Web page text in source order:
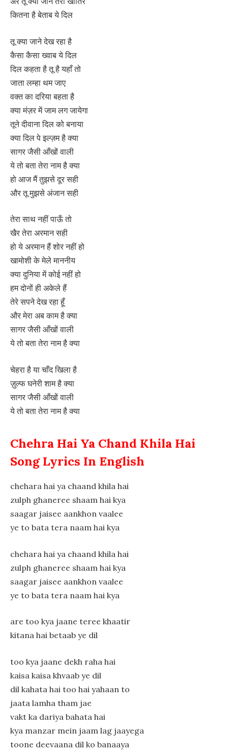
कितना है बेताब ये दिल
तू क्या जाने देख रहा है
कैसा कैसा ख्वाब ये दिल
दिल कहता है तू है यहाँ तो
जाता लम्हा थम जाए
वक्त का दरिया बहता है
क्या मंज़र में जाम लग जायेगा
तूने दीवाना दिल को बनाया
क्या दिल पे इल्ज़म है क्या
सागर जैसी आँखों वाली
ये तो बता तेरा नाम है क्या
हो आज मैं तुझसे दूर सही
और तू मुझसे अंजान सही
तेरा साथ नहीं पाऊँ तो
खैर तेरा अरमान सही
हो ये अरमान हैं शोर नहीं हो
खामोशी के मेले माननीय
क्या दुनिया में कोई नहीं हो
हम दोनों ही अकेले हैं
तेरे सपने देख रहा हूँ
और मेरा अब काम है क्या
सागर जैसी आँखों वाली
ये तो बता तेरा नाम है क्या
चेहरा है या चाँद खिला है
ज़ुल्फ घनेरी शाम है क्या
सागर जैसी आँखों वाली
ये तो बता तेरा नाम है क्या
Chehra Hai Ya Chand Khila Hai
Song Lyrics In English
chehara hai ya chaand khila hai
zulph ghaneree shaam hai kya
saagar jaisee aankhon vaalee
ye to bata tera naam hai kya
chehara hai ya chaand khila hai
zulph ghaneree shaam hai kya
saagar jaisee aankhon vaalee
ye to bata tera naam hai kya
are too kya jaane teree khaatir
kitana hai betaab ye dil
too kya jaane dekh raha hai
kaisa kaisa khvaab ye dil
dil kahata hai too hai yahaan to
jaata lamha tham jae
vakt ka dariya bahata hai
kya manzar mein jaam lag jaayega
toone deevaana dil ko banaaya